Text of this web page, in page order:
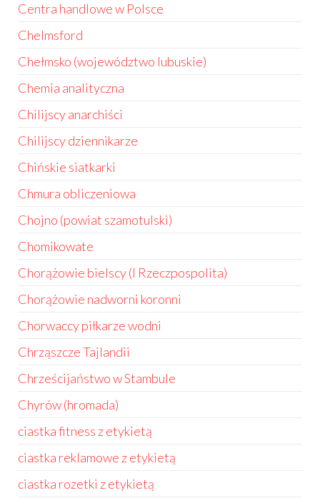
Centra handlowe w Polsce
Chelmsford
Chełmsko (województwo lubuskie)
Chemia analityczna
Chilijscy anarchiści
Chilijscy dziennikarze
Chińskie siatkarki
Chmura obliczeniowa
Chojno (powiat szamotulski)
Chomikowate
Chorążowie bielscy (I Rzeczpospolita)
Chorążowie nadworni koronni
Chorwaccy piłkarze wodni
Chrząszcze Tajlandii
Chrześcijaństwo w Stambule
Chyrów (hromada)
ciastka fitness z etykietą
ciastka reklamowe z etykietą
ciastka rozetki z etykietą